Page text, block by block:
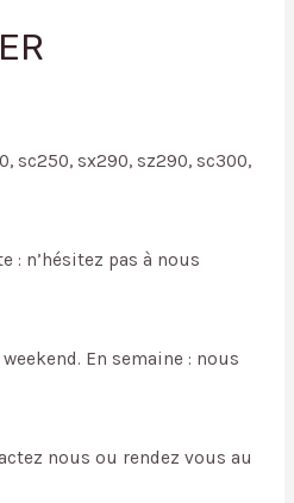
sc250, sx290, sz290, sc300,
: n’hésitez pas à nous
En semaine : nous
nous ou rendez vous au